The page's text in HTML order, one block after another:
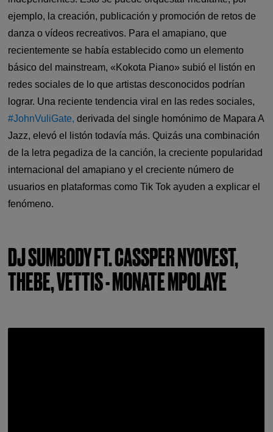
ejemplo, la creación, publicación y promoción de retos de
danza o vídeos recreativos. Para el amapiano, que
recientemente se había establecido como un elemento
básico del mainstream, «Kokota Piano» subió el listón en
redes sociales de lo que artistas desconocidos podrían
lograr. Una reciente tendencia viral en las redes sociales,
#JohnVuliGate, derivada del single homónimo de Mapara A
Jazz, elevó el listón todavía más. Quizás una combinación
de la letra pegadiza de la canción, la creciente popularidad
internacional del amapiano y el creciente número de
usuarios en plataformas como Tik Tok ayuden a explicar el
fenómeno.
DJ SUMBODY FT. CASSPER NYOVEST,
THEBE, VETTIS - MONATE MPOLAYE